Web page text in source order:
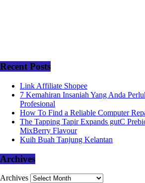
Recent Posts
Link Affiliate Shopee
7 Kemahiran Insaniah Yang Anda
Profesional
How To Find a Reliable Computer
The Tapping Tapir Expands gutC
MixBerry Flavour
Kuih Buah Tanjung Kelantan
Archives
Archives